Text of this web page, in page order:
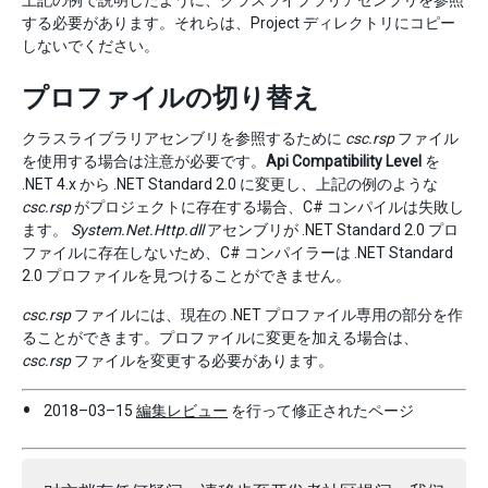
する必要があります。それらは、Project ディレクトリにコピー
しないでください。
プロファイルの切り替え
クラスライブラリアセンブリを参照するために csc.rspファイル
を使用する場合は注意が必要です。 Api Compatibility Level を
.NET 4.x から .NET Standard 2.0 に変更し、上記の例のような
csc.rspがプロジェクトに存在する場合、C# コンパイルは失敗し
ます。 System.Net.Http.dllアセンブリが .NET Standard 2.0 プロ
ファイルに存在しないため、C# コンパイラーは .NET Standard
2.0 プロファイルを見つけることができません。
csc.rspファイルには、現在の .NET プロファイル専用の部分を作
ることができます。プロファイルに変更を加える場合は、
csc.rspファイルを変更する必要があります。
2018–03–15 編集レビュー を行って修正されたページ